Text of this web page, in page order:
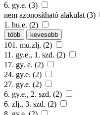
6. gy.e. (3)
nem azonosítható alakulat (3)
1. hu.e. (2)
több kevesebb
101. mu.zlj. (2)
11. gy.e., 1. szd. (2)
17. gy. e. (2)
24. gy.e. (2)
27. gy.e. (2)
6. gy.e., 2. szd. (2)
6. zlj., 3. szd. (2)